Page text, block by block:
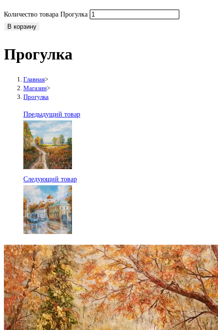
Количество товара Прогулка
В корзину
Прогулка
Главная>
Магазин>
Прогулка
Предыдущий товар
Следующий товар